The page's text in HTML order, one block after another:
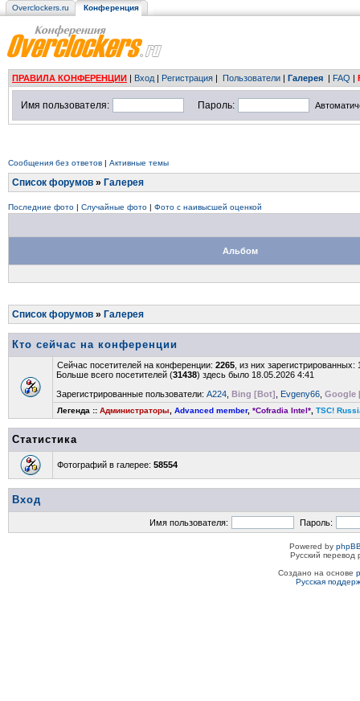
Overclockers.ru Конференция
ПРАВИЛА КОНФЕРЕНЦИИ | Вход | Регистрация | Пользователи | Галерея | FAQ |
Имя пользователя: Пароль:
Сообщения без ответов | Активные темы
Список форумов » Галерея
Последние фото | Случайные фото | Фото с наивысшей оценкой
Альбом
Список форумов » Галерея
Кто сейчас на конференции
Сейчас посетителей на конференции: 2265 , из них
Больше всего посетителей (31438) здесь было 18.05.2026 4:41
Зарегистрированные пользователи: A224 Bing [Bot] Evgeny66 Google
Легенда :: Администраторы Advanced member, *Cofradia Intel* TSC!
Статистика
Фотографий в галерее: 58554
Вход
Имя пользователя: Пароль:
Powered by
Русский
Создано на основе
Русская